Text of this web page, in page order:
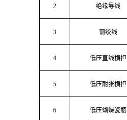
2 绝缘导线
3 钢绞线
4 低压直线横担
5 低压耐张横担
6 低压蝴蝶瓷瓶